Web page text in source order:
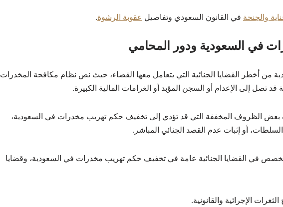
والجنحة في القانون السعودي وتفاصيل عقوبة الرشوة.
في السعودية ودور المحامي
من أخطر القضايا الجنائية التي يتعامل معها القضاء، حيث نص نظام مكافحة المخدرات
تصل إلى الإعدام أو السجن المؤبد أو الغرامات المالية الكبيرة.
بعض الظروف المخففة التي قد تؤدي إلى تخفيف حكم تهريب مخدرات في السعودية،
أو إثبات عدم القصد الجنائي المباشر.
في القضايا الجنائية عامة في تخفيف حكم تهريب مخدرات في السعودية، وقضايا
الإجرائية والقانونية.